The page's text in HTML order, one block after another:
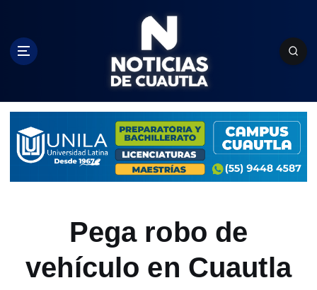
c
Pega robo de
vehículo en Cuautla